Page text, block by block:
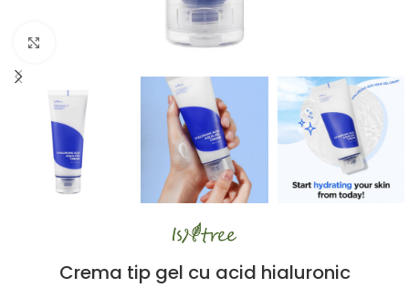
Crema tip gel cu acid hialuronic